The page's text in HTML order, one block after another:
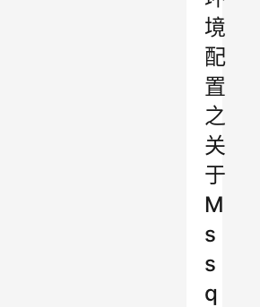
境
配
置
之
关
于
M
s
s
q